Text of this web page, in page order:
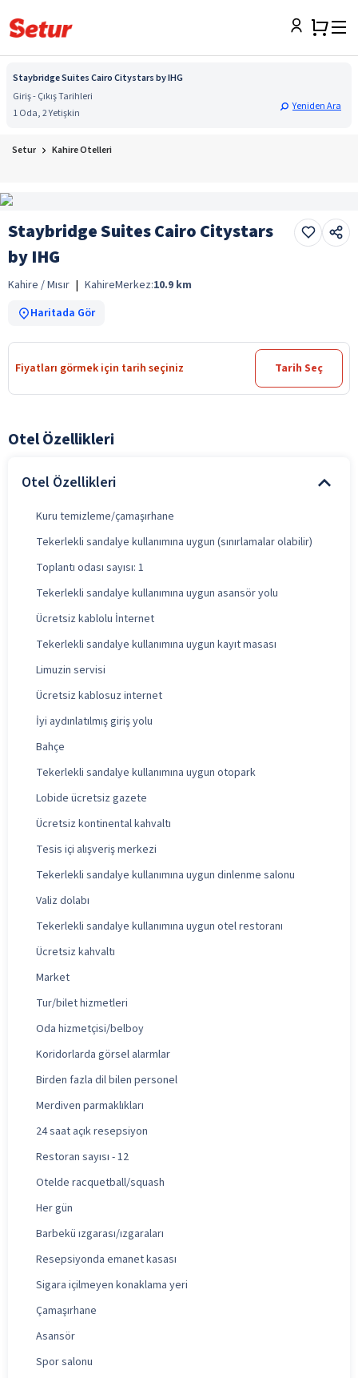
Staybridge Suites Cairo Citystars by IHG
Giriş - Çıkış Tarihleri
1 Oda, 2 Yetişkin
Yeniden Ara
Setur Kahire Otelleri
Staybridge Suites Cairo Citystars
by IHG
Kahire / Mısır | KahireMerkez:10.9 km
Haritada Gör
Fiyatları görmek için tarih seçiniz Tarih Seç
Otel Özellikleri
Otel Özellikleri
Kuru temizleme/çamaşırhane
Tekerlekli sandalye kullanımına uygun (sınırlamalar olabilir)
Toplantı odası sayısı: 1
Tekerlekli sandalye kullanımına uygun asansör yolu
Ücretsiz kablolu İnternet
Tekerlekli sandalye kullanımına uygun kayıt masası
Limuzin servisi
Ücretsiz kablosuz internet
İyi aydınlatılmış giriş yolu
Bahçe
Tekerlekli sandalye kullanımına uygun otopark
Lobide ücretsiz gazete
Ücretsiz kontinental kahvaltı
Tesis içi alışveriş merkezi
Tekerlekli sandalye kullanımına uygun dinlenme salonu
Valiz dolabı
Tekerlekli sandalye kullanımına uygun otel restoranı
Ücretsiz kahvaltı
Market
Tur/bilet hizmetleri
Oda hizmetçisi/belboy
Koridorlarda görsel alarmlar
Birden fazla dil bilen personel
Merdiven parmaklıkları
24 saat açık resepsiyon
Restoran sayısı - 12
Otelde racquetball/squash
Her gün
Barbekü ızgarası/ızgaraları
Resepsiyonda emanet kasası
Sigara içilmeyen konaklama yeri
Çamaşırhane
Asansör
Spor salonu